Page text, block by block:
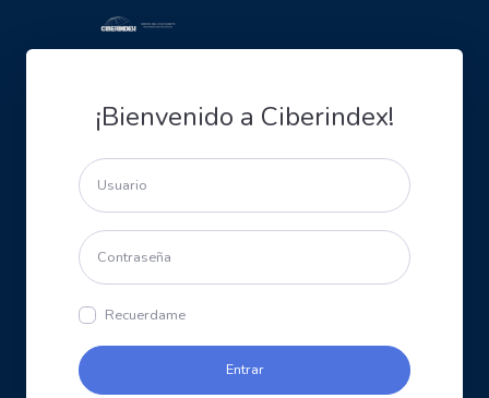
¡Bienvenido a Ciberindex!
Recuerdame